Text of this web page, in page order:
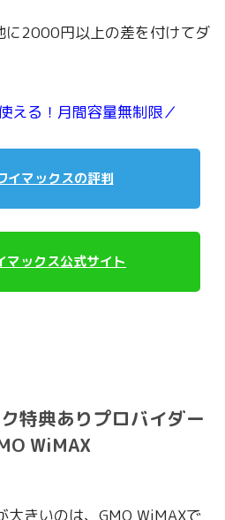
2000円以上の差を付けてダ
える！月間容量無制限／
イマックスの評判
マックス公式サイト
特典ありプロバイダー
WiMAX
大きいのは、GMO WiMAXで